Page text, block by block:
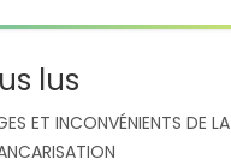
lus
ET INCONVÉNIENTS DE LA